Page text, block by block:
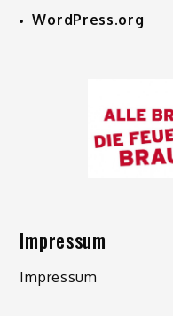
WordPress.org
Impressum
Impressum